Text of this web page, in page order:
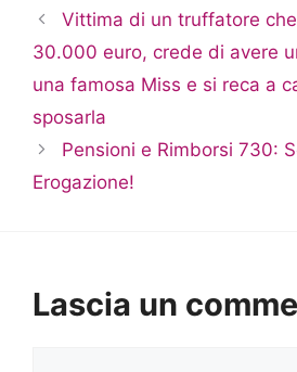
Vittima di un truffatore
30.000 euro, crede di avere
una famosa Miss e si reca a
sposarla
Pensioni e Rimborsi 730:
Erogazione!
Lascia un